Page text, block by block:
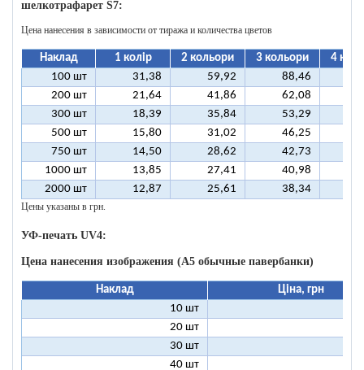
шелкотрафарет S7:
Цена нанесения в зависимости от тиража и количества цветов
Наклад 1 колір 2 кольори 3 кольори
4
100 шт
31,38 59,92 88,46
200 шт
21,64 41,86 62,08
300 шт
18,39 35,84 53,29
500 шт
15,80 31,02 46,25
750 шт
14,50 28,62 42,73
1000 шт
13,85 27,41 40,98
2000 шт
12,87 25,61 38,34
Цены указаны в грн.
УФ-печать UV4:
Цена нанесения изображения (А5 обычные павербанки)
Наклад
Ціна, грн
10 шт
20 шт
30 шт
40 шт